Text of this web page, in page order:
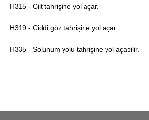
H315 - Cilt tahrişine yol açar.
H319 - Ciddi göz tahrişine yol açar.
H335 - Solunum yolu tahrişine yol açabilir.